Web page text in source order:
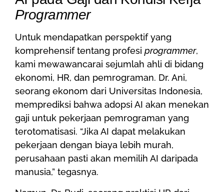
Programmer
Untuk mendapatkan perspektif yang
komprehensif tentang profesi programmer,
kami mewawancarai sejumlah ahli di bidang
ekonomi, HR, dan pemrograman. Dr. Ani,
seorang ekonom dari Universitas Indonesia,
memprediksi bahwa adopsi AI akan menekan
gaji untuk pekerjaan pemrograman yang
terotomatisasi. “Jika AI dapat melakukan
pekerjaan dengan biaya lebih murah,
perusahaan pasti akan memilih AI daripada
manusia,” tegasnya.